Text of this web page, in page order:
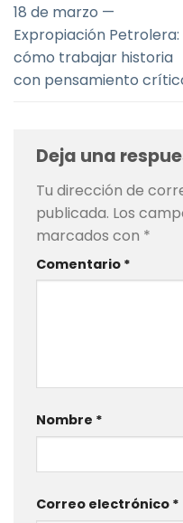
18 de marzo —
Expropiación Petrolera:
cómo trabajar historia
con pensamiento
Deja una
Tu dirección de
publicada. Los
marcados con *
Comentario *
Nombre *
Correo electrónico *